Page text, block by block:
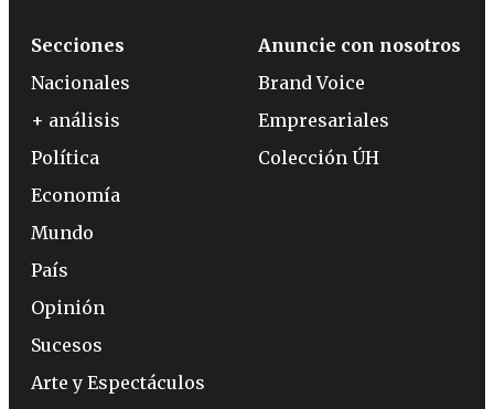
Secciones
Nacionales
+ análisis
Política
Economía
Mundo
País
Opinión
Sucesos
Arte y Espectáculos
Anuncie con nosotros
Brand Voice
Empresariales
Colección ÚH